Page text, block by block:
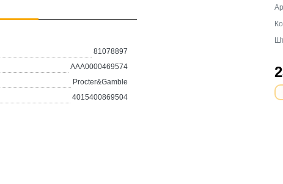
81078897
AAA0000469574
Procter&Gamble
4015400869504